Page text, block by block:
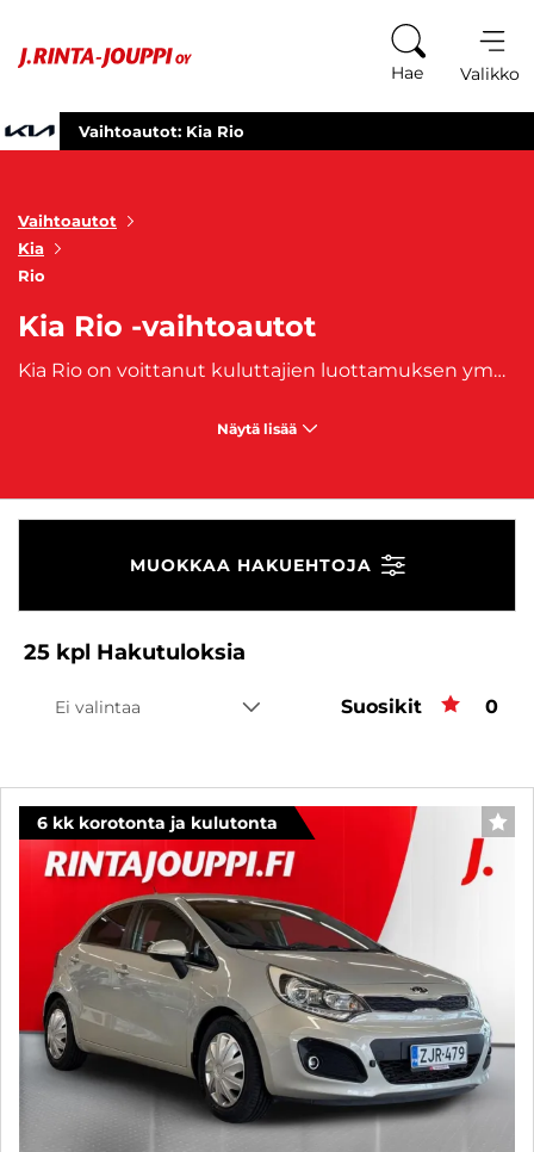
Hae Valikko
Vaihtoautot: Kia Rio
Vaihtoautot
Kia
Rio
Kia Rio -vaihtoautot
Kia Rio on voittanut kuluttajien luottamuksen ympäri maailmaa. Sen luotettavuus ja tyylikäs muotoilu ovat tehneet siitä suositun vaihtoauton sekä uusien autojen ostajien keskuudessa. Kia Rio vaihtoautoilla on paljon tarjottavaa niille, jotka arvostavat kompaktin auton etuja ilman suurta kompromissia laadusta.Kia Rio vaihtoautot ovat täydellisiä valintoja niille, jotka etsivät kompaktia kaupunkiautoa, joka on helppo pysäköidä ja ketterä liikenteessä. Kia Rio on myös mainio valinta nuorille kuljettajille ja ensimmäistä autoaan etsiville, sillä sen helppo käsiteltävyys tekee siitä turvallisen vaihtoehdon.
Näytä lisää
MUOKKAA HAKUEHTOJA
25 kpl Hakutuloksia
Ei valintaa Suosikit 0
6 kk korotonta ja kulutonta